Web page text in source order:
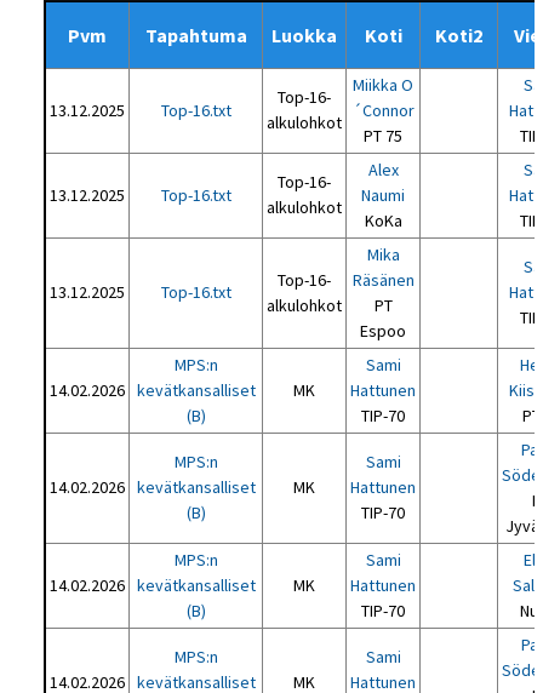
Pvm Tapahtuma Luokka Koti Koti2
13.12.2025 Top-16.txt
Top-16-
alkulohkot
Miikka O
´Connor
PT 75
13.12.2025 Top-16.txt
Top-16-
alkulohkot
Alex
Naumi
KoKa
13.12.2025 Top-16.txt
Top-16-
alkulohkot
Mika
Räsänen
PT
Espoo
14.02.2026
MPS:n
kevätkansalliset
(B)
MK
Sami
Hattunen
TIP-70
14.02.2026
MPS:n
kevätkansalliset
(B)
MK
Sami
Hattunen
TIP-70
14.02.2026
MPS:n
kevätkansalliset
(B)
MK
Sami
Hattunen
TIP-70
14.02.2026
MPS:n
kevätkansalliset
MK
Sami
Hattunen